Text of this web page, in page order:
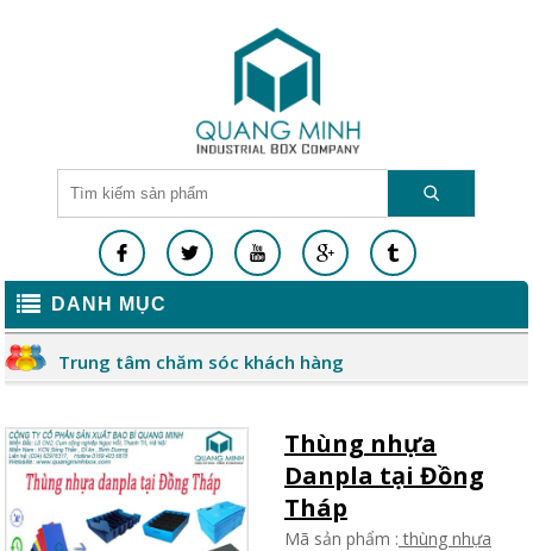
DANH MỤC
Trung tâm chăm sóc khách hàng
Thùng nhựa
Danpla tại Đồng
Tháp
Mã sản phẩm : thùng nhựa